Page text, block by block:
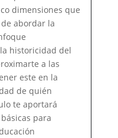
y
menstruación.
dimensiones que
abordar la
historicidad del
a las
este en la
de quién
te aportará
para